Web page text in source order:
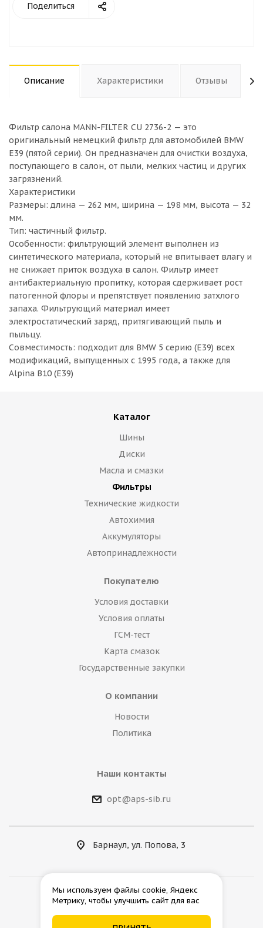
Поделиться
Описание Характеристики Отзывы
Фильтр салона MANN-FILTER CU 2736-2 — это
оригинальный немецкий фильтр для автомобилей BMW
E39 (пятой серии). Он предназначен для очистки воздуха,
поступающего в салон, от пыли, мелких частиц и других
загрязнений.
Характеристики
Размеры: длина — 262 мм, ширина — 198 мм, высота — 32
мм.
Тип: частичный фильтр.
Особенности: фильтрующий элемент выполнен из
синтетического материала, который не впитывает влагу и
не снижает приток воздуха в салон. Фильтр имеет
антибактериальную пропитку, которая сдерживает рост
патогенной флоры и препятствует появлению затхлого
запаха. Фильтрующий материал имеет
электростатический заряд, притягивающий пыль и
пыльцу.
Совместимость: подходит для BMW 5 серию (E39) всех
модификаций, выпущенных с 1995 года, а также для
Alpina B10 (E39)
Каталог
Шины
Диски
Масла и смазки
Фильтры
Технические жидкости
Автохимия
Аккумуляторы
Автопринадлежности
Покупателю
Условия доставки
Условия оплаты
ГСМ-тест
Карта смазок
Государственные закупки
О компании
Новости
Политика
Наши контакты
opt@aps-sib.ru
Барнаул, ул. Попова, 3
2026 © АгроПромСнаб
Мы используем файлы cookie, Яндекс
Метрику, чтобы улучшить сайт для вас